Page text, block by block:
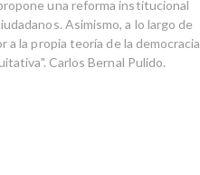
una reforma institucional
Asimismo, a lo largo de
la propia teoría de la democracia
Carlos Bernal Pulido.